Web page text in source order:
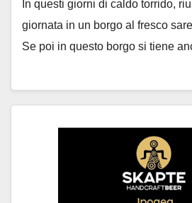
In questi giorni di caldo torrido,
giornata in un borgo al fresco
Se poi in questo borgo si tiene